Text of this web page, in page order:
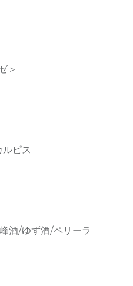
＞
ピス
酒/ゆず酒/ペリーラ